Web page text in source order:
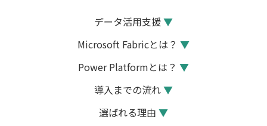
データ活用支援▼
Microsoft Fabricとは？ ▼
Power Platformとは？ ▼
導入までの流れ▼
選ばれる理由 ▼